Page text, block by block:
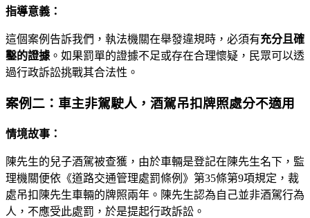
指導意義：
這個案例告訴我們，執法機關在舉發違規時，必須有充分且確
鑿的證據 。如果罰單的證據不足或存在合理懷疑，民眾可以透
過行政訴訟挑戰其合法性。
案例二：車主非駕駛人，酒駕吊扣牌照處分不適用
情境故事：
陳先生的兒子酒駕被查獲，由於車輛是登記在陳先生名下，監
理機關便依《道路交通管理處罰條例》第35條第9項規定，裁
處吊扣陳先生車輛的牌照兩年。陳先生認為自己並非酒駕行為
人，不應受此處罰，於是提起行政訴訟。